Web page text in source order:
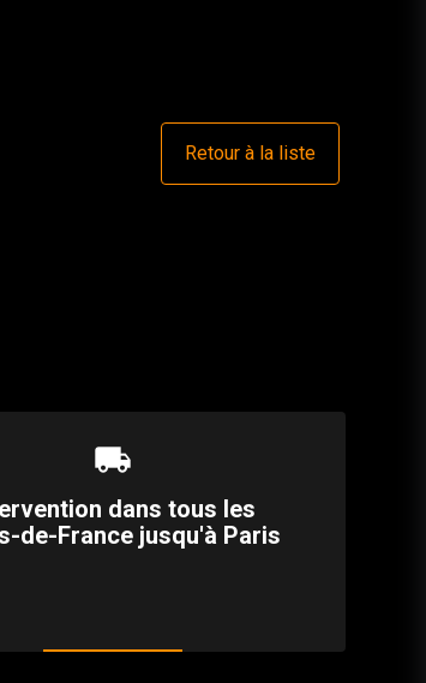
Retour à la liste
local_shipping
dans tous les
de-France jusqu'à Paris